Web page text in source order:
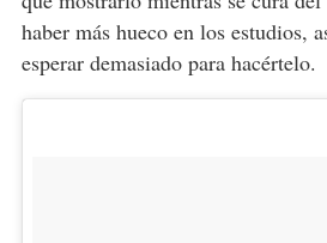
haber más hueco en los estudios,
esperar demasiado para hacértelo.